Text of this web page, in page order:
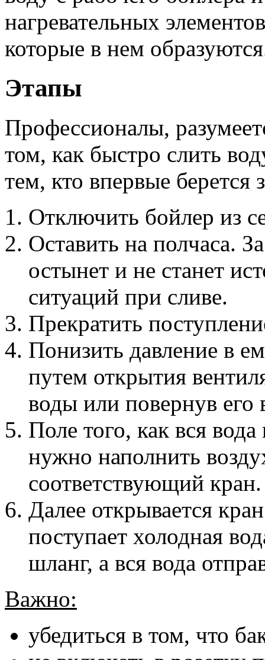
нагревательных
которые в нем
Этапы
Профессионалы,
том, как быстро слить
тем, кто впервые берется
Отключить бойлер из
Оставить на полчаса.
остынет и не станет
ситуаций при сливе.
Прекратить
Понизить давление в
путем открытия
воды или повернув
Поле того, как вся
нужно наполнить
соответствующий кран.
Далее открывается
поступает холодная
шланг, а вся вода
Важно:
убедиться в том, что